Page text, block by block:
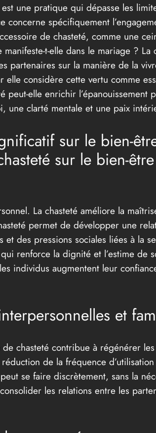
une pratique qui dépasse les
concerne spécifiquement
de chasteté, comme une
t-elle dans le mariage ? La
partenaires sur la manière de la
elle considère cette vertu comme
elle enrichir l’épanouissement
une clarté mentale et une paix
sur le bien-
sur le bien-
La chasteté améliore la
permet de développer une
des pressions sociales liées à la
renforce la dignité et l’estime de
individus augmentent leur
et
chasteté contribue à régénérer
de la fréquence
se faire discrètement, sans la
les relations entre les